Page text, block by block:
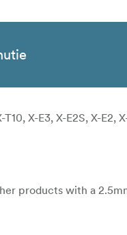
X-E3, X-E2S, X-E2,
products with a